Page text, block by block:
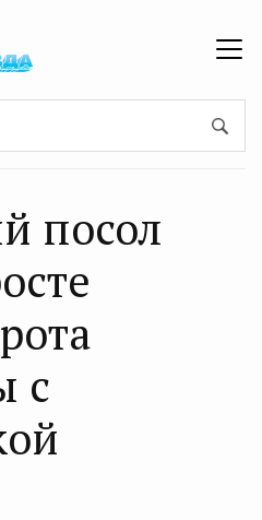
посол
с